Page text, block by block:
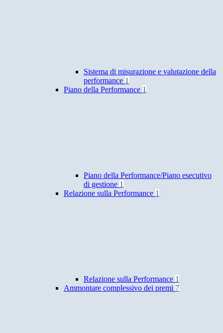
Sistema di misurazione e valutazione della
performance 1
Piano della Performance 1
Piano della Performance/Piano esecutivo
di gestione 1
Relazione sulla Performance 1
Relazione sulla Performance 1
Ammontare complessivo dei premi 7